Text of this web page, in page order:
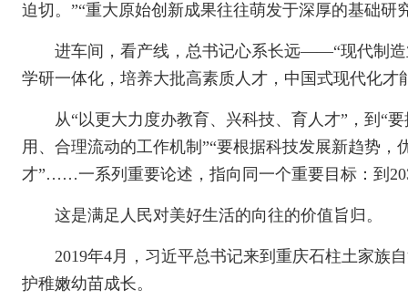
迫切。”“重大原始创新成果往往萌发于深厚的基础
进车间，看产线，总书记心系长远——“现代制造
学研一体化，培养大批高素质人才，中国式现代化才
从“以更大力度办教育、兴科技、育人才”，到“
用、合理流动的工作机制”“要根据科技发展新趋势
才”……一系列重要论述，指向同一个重要目标：到
这是满足人民对美好生活的向往的价值旨归。
2019年4月，习近平总书记来到重庆石柱土家族
护稚嫩幼苗成长。